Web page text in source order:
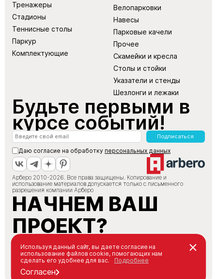
Тренажеры
Стадионы
Теннисные столы
Паркур
Комплектующие
Велопарковки
Навесы
Парковые качели
Прочее
Скамейки и кресла
Столы и стойки
Указатели и стенды
Шезлонги и лежаки
Будьте первыми в
курсе событий!
Подписаться
Даю согласие на обработку персональных данных
Арберо 2010-2026. Все права защищены. Копирование и
использование материалов допускается только с письменного
разрешения компании Арберо
НАЧНЕМ ВАШ
ПРОЕКТ?
+7 (495) 147-66-88
info@arbero.ru
Используя данный сайт, вы даете согласие на
использование файлов cookie, помогающих нам
сделать его удобнее для вас.
Подробнее
Согласен